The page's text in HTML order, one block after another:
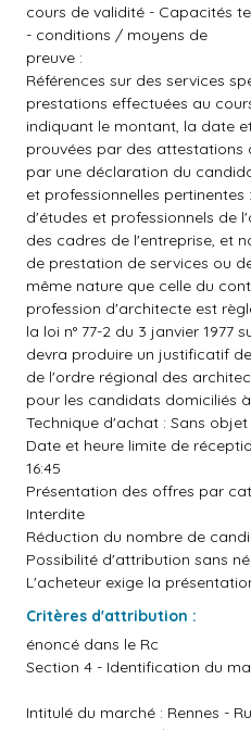
cours de validité - Capacités
- conditions / moyens de
preuve :
Références sur des services
prestations effectuées au
indiquant le montant, la date
prouvées par des attestations
par une déclaration du
et professionnelles
d'études et professionnels de
des cadres de l'entreprise, et
de prestation de services ou
même nature que celle du
profession d'architecte est
la loi n° 77-2 du 3 janvier 1977
devra produire un justificatif
de l'ordre régional des
pour les candidats domiciliés
Technique d'achat : Sans objet
Date et heure limite de
16:45
Présentation des offres par
Interdite
Réduction du nombre de
Possibilité d'attribution sans
L'acheteur exige la
Critères d'attribution :
énoncé dans le Rc
Section 4 - Identification du
Intitulé du marché : Rennes -